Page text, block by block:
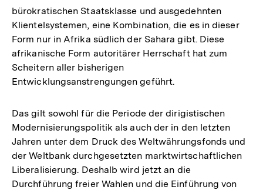
bürokratischen Staatsklasse und ausgedehnten
Klientelsystemen, eine Kombination, die es in dieser
Form nur in Afrika südlich der Sahara gibt. Diese
afrikanische Form autoritärer Herrschaft hat zum
Scheitern aller bisherigen
Entwicklungsanstrengungen geführt.
Das gilt sowohl für die Periode der dirigistischen
Modernisierungspolitik als auch der in den letzten
Jahren unter dem Druck des Weltwährungsfonds und
der Weltbank durchgesetzten marktwirtschaftlichen
Liberalisierung. Deshalb wird jetzt an die
Durchführung freier Wahlen und die Einführung von